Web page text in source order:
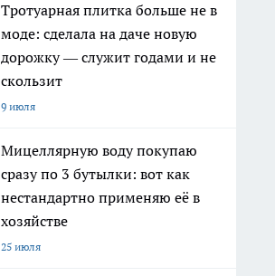
Тротуарная плитка больше не в
моде: сделала на даче новую
дорожку — служит годами и не
скользит
9 июля
Мицеллярную воду покупаю
сразу по 3 бутылки: вот как
нестандартно применяю её в
хозяйстве
25 июля